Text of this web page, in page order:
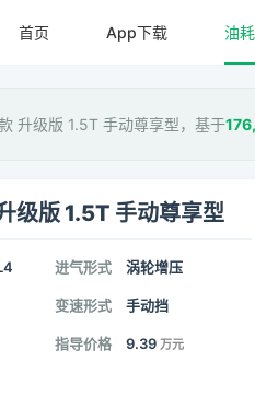
首页 App下载 油
升级版 1.5T 手动尊享型，基于
级版 1.5T 手动尊享型
进气形式 涡轮增压
变速形式 手动挡
指导价格 9.39 万元